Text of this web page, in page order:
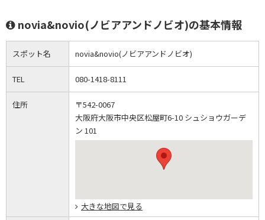
novia&novio(ノビアアンドノビオ)の基本情報
スポット名 novia&novio(ノビアアンドノビオ)
TEL 080-1418-8111
住所
〒542-0067
大阪府大阪市中央区松屋町6-10 シュショウガーデ
ン 101
大きな地図で見る